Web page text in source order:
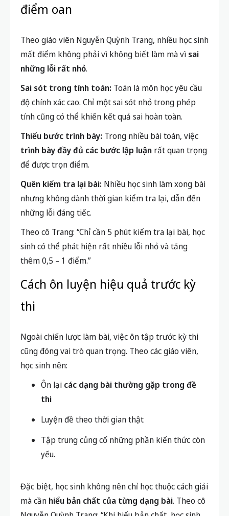
điểm oan
Theo giáo viên Nguyễn Quỳnh Trang, nhiều học sinh
mất điểm không phải vì không biết làm mà vì sai
những lỗi rất nhỏ.
Sai sót trong tính toán: Toán là môn học yêu cầu
độ chính xác cao. Chỉ một sai sót nhỏ trong phép
tính cũng có thể khiến kết quả sai hoàn toàn.
Thiếu bước trình bày: Trong nhiều bài toán, việc
trình bày đầy đủ các bước lập luận rất quan trọng
để được trọn điểm.
Quên kiểm tra lại bài: Nhiều học sinh làm xong bài
nhưng không dành thời gian kiểm tra lại, dẫn đến
những lỗi đáng tiếc.
Theo cô Trang: “Chỉ cần 5 phút kiểm tra lại bài, học
sinh có thể phát hiện rất nhiều lỗi nhỏ và tăng
thêm 0,5 – 1 điểm.”
Cách ôn luyện hiệu quả trước kỳ
thi
Ngoài chiến lược làm bài, việc ôn tập trước kỳ thi
cũng đóng vai trò quan trọng. Theo các giáo viên,
học sinh nên:
Ôn lại các dạng bài thường gặp trong đề
thi
Luyện đề theo thời gian thật
Tập trung củng cố những phần kiến thức còn
yếu.
Đặc biệt, học sinh không nên chỉ học thuộc cách giải
mà cần hiểu bản chất của từng dạng bài. Theo cô